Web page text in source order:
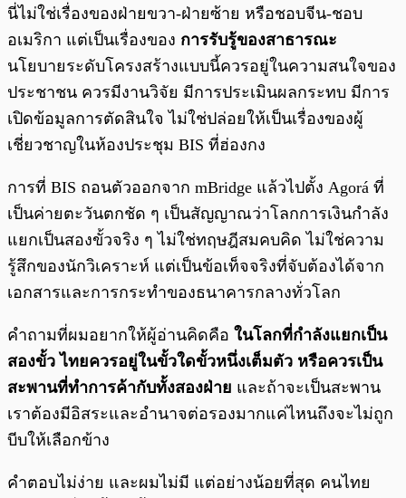
นี่ไม่ใช่เรื่องของฝ่ายขวา-ฝ่ายซ้าย หรือชอบจีน-ชอบ
อเมริกา แต่เป็นเรื่องของ การรับรู้ของสาธารณะ
นโยบายระดับโครงสร้างแบบนี้ควรอยู่ในความสนใจของ
ประชาชน ควรมีงานวิจัย มีการประเมินผลกระทบ มีการ
เปิดข้อมูลการตัดสินใจ ไม่ใช่ปล่อยให้เป็นเรื่องของผู้
เชี่ยวชาญในห้องประชุม BIS ที่ฮ่องกง
การที่ BIS ถอนตัวออกจาก mBridge แล้วไปตั้ง Agorá ที่
เป็นค่ายตะวันตกชัด ๆ เป็นสัญญาณว่าโลกการเงินกำลัง
แยกเป็นสองขั้วจริง ๆ ไม่ใช่ทฤษฎีสมคบคิด ไม่ใช่ความ
รู้สึกของนักวิเคราะห์ แต่เป็นข้อเท็จจริงที่จับต้องได้จาก
เอกสารและการกระทำของธนาคารกลางทั่วโลก
คำถามที่ผมอยากให้ผู้อ่านคิดคือ ในโลกที่กำลังแยกเป็น
สองขั้ว ไทยควรอยู่ในขั้วใดขั้วหนึ่งเต็มตัว หรือควรเป็น
สะพานที่ทำการค้ากับทั้งสองฝ่าย และถ้าจะเป็นสะพาน
เราต้องมีอิสระและอำนาจต่อรองมากแค่ไหนถึงจะไม่ถูก
บีบให้เลือกข้าง
คำตอบไม่ง่าย และผมไม่มี แต่อย่างน้อยที่สุด คนไทย